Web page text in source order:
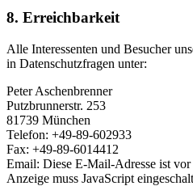
8. Erreichbarkeit
Alle Interessenten und Besucher
in Datenschutzfragen unter:
Peter Aschenbrenner
Putzbrunnerstr. 253
81739 München
Telefon: +49-89-602933
Fax: +49-89-6014412
Email: Diese E-Mail-Adresse ist
Anzeige muss JavaScript